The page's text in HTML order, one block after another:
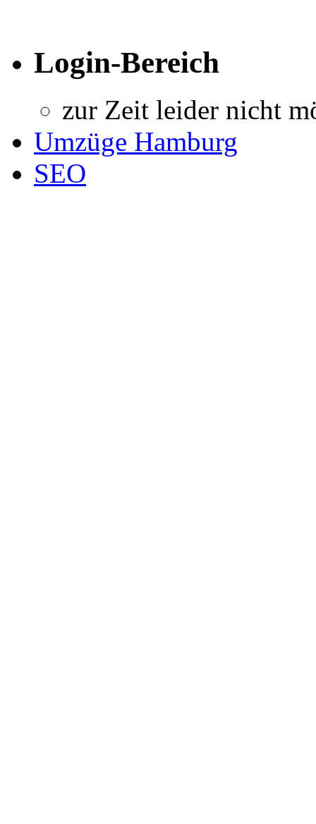
Login-Bereich
zur Zeit leider nicht
Umzüge Hamburg
SEO